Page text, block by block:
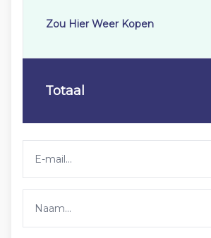
Zou Hier Weer Kopen
Totaal